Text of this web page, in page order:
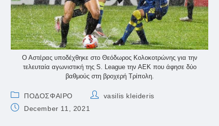
Ο Αστέρας υποδέχθηκε στο Θεόδωρος Κολοκοτρώνης για την
τελευταία αγωνιστική της S. League την ΑΕΚ που άφησε δύο
βαθμούς στη βροχερή Τρίπολη.
Post
category:
ΠΟΔΟΣΦΑΙΡΟ
Postvasilis kleideris
PostDecember 11, 2021